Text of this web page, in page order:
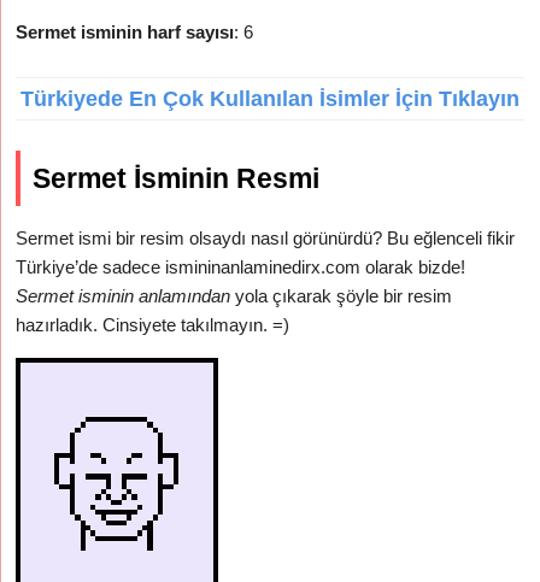
Sermet isminin harf sayısı: 6
Türkiyede En Çok Kullanılan İsimler İçin Tıklayın
Sermet İsminin Resmi
Sermet ismi bir resim olsaydı nasıl görünürdü? Bu eğlenceli fikir
Türkiye’de sadece ismininanlaminedirx.com olarak bizde!
Sermet isminin anlamından yola çıkarak şöyle bir resim
hazırladık. Cinsiyete takılmayın. =)